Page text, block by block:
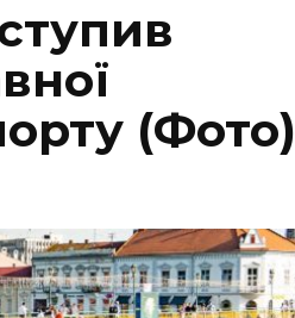
(Фото)